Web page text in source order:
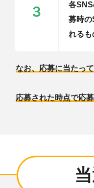
３
各
募時の
れるも
なお、応募に当たっ
応募された時点で応